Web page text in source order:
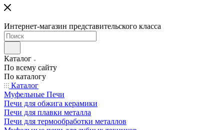
Интернет-магазин представительского класса
Каталог
По всему сайту
По каталогу
Каталог
Муфельные Печи
Печи для обжига керамики
Печи для плавки металла
Печи для термообработки металлов